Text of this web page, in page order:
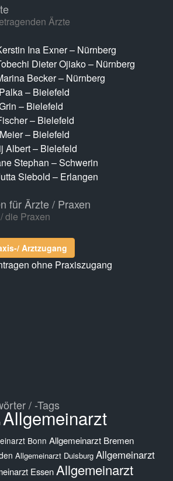
Ärzte
Ina Exner – Nürnberg
Dieter Ojiako – Nürnberg
Becker – Nürnberg
– Bielefeld
– Bielefeld
– Bielefeld
– Bielefeld
Albert – Bielefeld
Stephan – Schwerin
Siebold – Erlangen
für Ärzte / Praxen
die Praxen
Arztzugang
ohne Praxiszugang
/ -Tags
Allgemeinarzt
Bonn Allgemeinarzt Bremen
Allgemeinarzt Duisburg Allgemeinarzt
Essen Allgemeinarzt